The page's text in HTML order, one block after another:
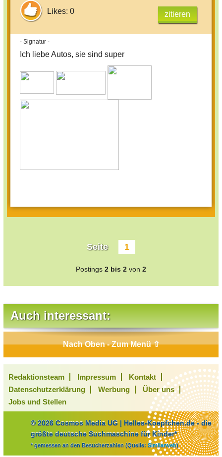
Likes: 0 zitieren
- Signatur -
Ich liebe Autos, sie sind super​
Seite 1
Postings 2 bis 2 von 2
Auch interessant:
Nach Oben - Zum Menü ⇧
Redaktionsteam Impressum
Kontakt
Datenschutzerklärung
Werbung
Über uns
Jobs und Stellen
© 2026 Cosmos Media UG | Helles-Koepfchen.de - die
größte deutsche Suchmaschine für Kinder*
* gemessen an den Besucherzahlen (Quelle: Similarweb)